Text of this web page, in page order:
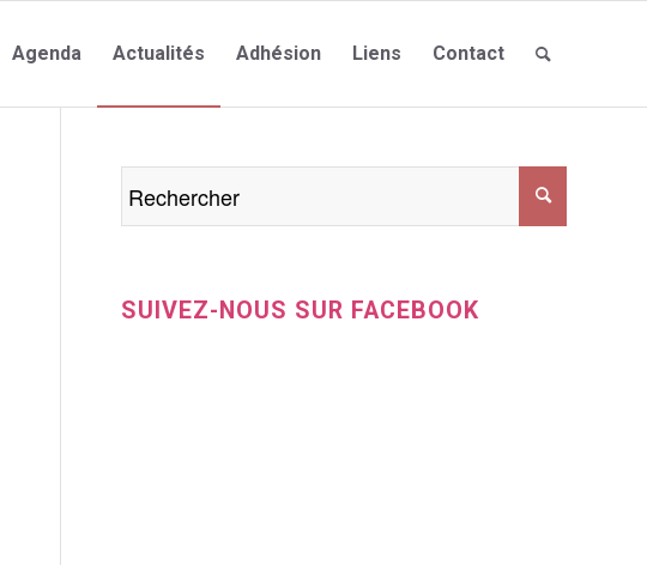
Agenda Actualités Adhésion Liens Contact
SUIVEZ-NOUS SUR FACEBOOK